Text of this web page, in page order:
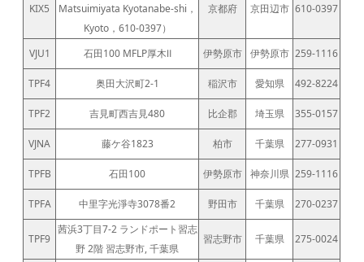
KIX5
Matsuimiyata Kyotanabe-shi，
Kyoto，610-0397）
京都府 京田辺市 610-0397
VJU1 石田100 MFLP厚木Ⅱ 伊勢原市 伊勢原市 259-1116
TPF4 奥田大沢町2-1 稲沢市 愛知県 492-8224
TPF2 吉見町西吉見480 比企郡 埼玉県 355-0157
VJNA 藤ケ谷1823 柏市 千葉県 277-0931
TPFB 石田100 伊勢原市 神奈川県 259-1116
TPFA 中里字光淨寺3078番2 野田市 千葉県 270-0237
TPF9
茜浜3丁目7-2 ランドポート習志
野 2階 習志野市, 千葉県
習志野市 千葉県 275-0024